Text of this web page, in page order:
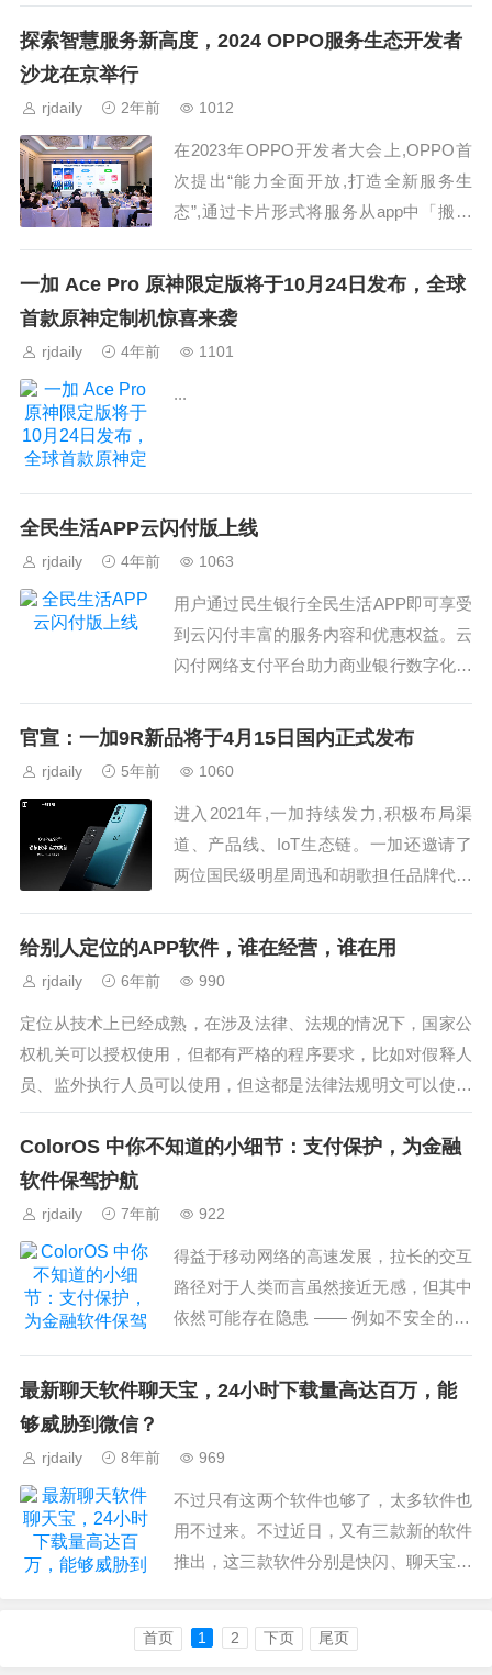
卓越性能,在满足用户拍照需求的同时兼
探索智慧服务新高度，2024 OPPO服务生态开发者
沙龙在京举行
rjdaily 2年前 1012
在2023年OPPO开发者大会上,OPPO首
次提出“能力全面开放,打造全新服务生
态”,通过卡片形式将服务从app中「搬」
接触到开发者的服务,以最直接的服务曝
光带来更...
一加 Ace Pro 原神限定版将于10月24日发布，全球
首款原神定制机惊喜来袭
rjdaily 4年前 1101
...
全民生活APP云闪付版上线
rjdaily 4年前 1063
用户通过民生银行全民生活APP即可享受
到云闪付丰富的服务内容和优惠权益。云
闪付网络支付平台助力商业银行数字化转
新的空间。...
官宣：一加9R新品将于4月15日国内正式发布
rjdaily 5年前 1060
进入2021年,一加持续发力,积极布局渠
道、产品线、IoT生态链。一加还邀请了
两位国民级明星周迅和胡歌担任品牌代言
给别人定位的APP软件，谁在经营，谁在用
rjdaily 6年前 990
定位从技术上已经成熟，在涉及法律、法规的情况下，国家公
权机关可以授权使用，但都有严格的程序要求，比如对假释人
员、监外执行人员可以使用，但这都是法律法规明文可以使用
的，双方都知道的法律事实关系。...
ColorOS 中你不知道的小细节：支付保护，为金融
软件保驾护航
rjdaily 7年前 922
得益于移动网络的高速发展，拉长的交互
路径对于人类而言虽然接近无感，但其中
依然可能存在隐患 —— 例如不安全的Wi
攻击、DNS劫持、恶意APP盗取信息
最新聊天软件聊天宝，24小时下载量高达百万，能
够威胁到微信？
rjdaily 8年前 969
不过只有这两个软件也够了，太多软件也
用不过来。不过近日，又有三款新的软件
推出，这三款软件分别是快闪、聊天宝、
都是比较新颖。...
首页 1 2 下页 尾页